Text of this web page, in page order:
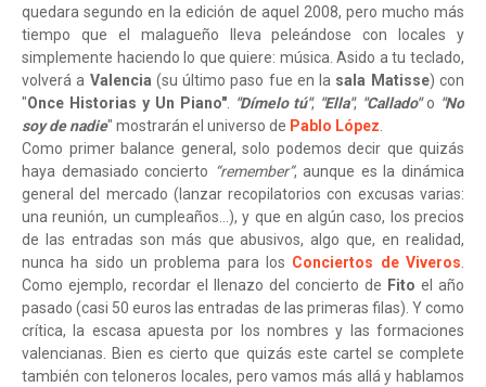
quedara segundo en la edición de aquel 2008, pero mucho más
tiempo que el malagueño lleva peleándose con locales y
simplemente haciendo lo que quiere: música. Asido a tu teclado,
volverá a Valencia (su último paso fue en la sala Matisse) con
"Once Historias y Un Piano". "Dímelo tú", "Ella", "Callado"o "No
soy de nadie" mostrarán el universo de Pablo López.
Como primer balance general, solo podemos decir que quizás
haya demasiado concierto “remember”, aunque es la dinámica
general del mercado (lanzar recopilatorios con excusas varias:
una reunión, un cumpleaños…), y que en algún caso, los precios
de las entradas son más que abusivos, algo que, en realidad,
nunca ha sido un problema para los Conciertos de Viveros.
Como ejemplo, recordar el llenazo del concierto de Fito el año
pasado (casi 50 euros las entradas de las primeras filas). Y como
crítica, la escasa apuesta por los nombres y las formaciones
valencianas. Bien es cierto que quizás este cartel se complete
también con teloneros locales, pero vamos más allá y hablamos